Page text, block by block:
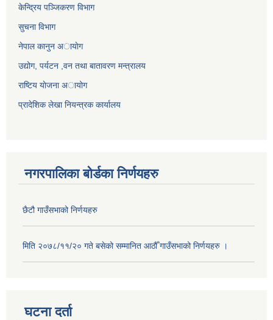
केन्द्रिय पञ्जिकरण विभाग
सुचना विभाग
नेपाल कानुन अायाेग
उद्योग, पर्यटन ,वन तथा बातावरण मन्त्रालय
राष्टिय याेजना अायोग
प्रादेशिक लेखा नियन्त्रक कार्यालय
नगरपालिका बोर्डका निर्णयहरु
छैटौ गाउँसभाको निर्णयहरु
मिति २०७८/११/२० गते बसेको सम्मानित आठौँ गाउँसभाको निर्णयहरु ।
घटना दर्ता